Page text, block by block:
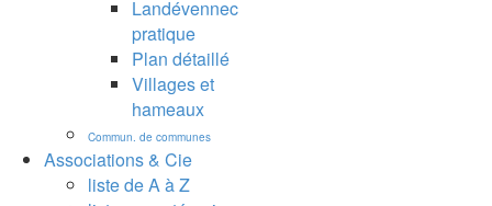
Landévennec
pratique
Plan détaillé
Villages et
hameaux
Commun. de communes
Associations & Cie
liste de A à Z